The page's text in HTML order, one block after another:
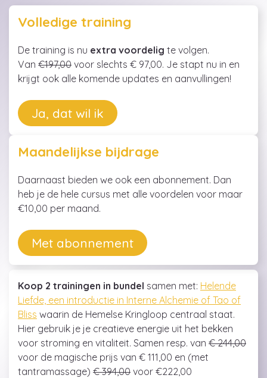
Volledige training
De training is nu extra voordelig te volgen.
Van €197,00 voor slechts € 97,00. Je stapt nu in en
krijgt ook alle komende updates en aanvullingen!
Ja, dat wil ik
Maandelijkse bijdrage
Daarnaast bieden we ook een abonnement. Dan
heb je de hele cursus met alle voordelen voor maar
€10,00 per maand.
Met abonnement
Koop 2 trainingen in bundel samen met: Helende
Liefde, een introductie in Interne Alchemie of Tao of
Bliss waarin de Hemelse Kringloop centraal staat.
Hier gebruik je je creatieve energie uit het bekken
voor stroming en vitaliteit. Samen resp. van € 244,00
voor de magische prijs van € 111,00 en (met
tantramassage) € 394,00 voor €222,00